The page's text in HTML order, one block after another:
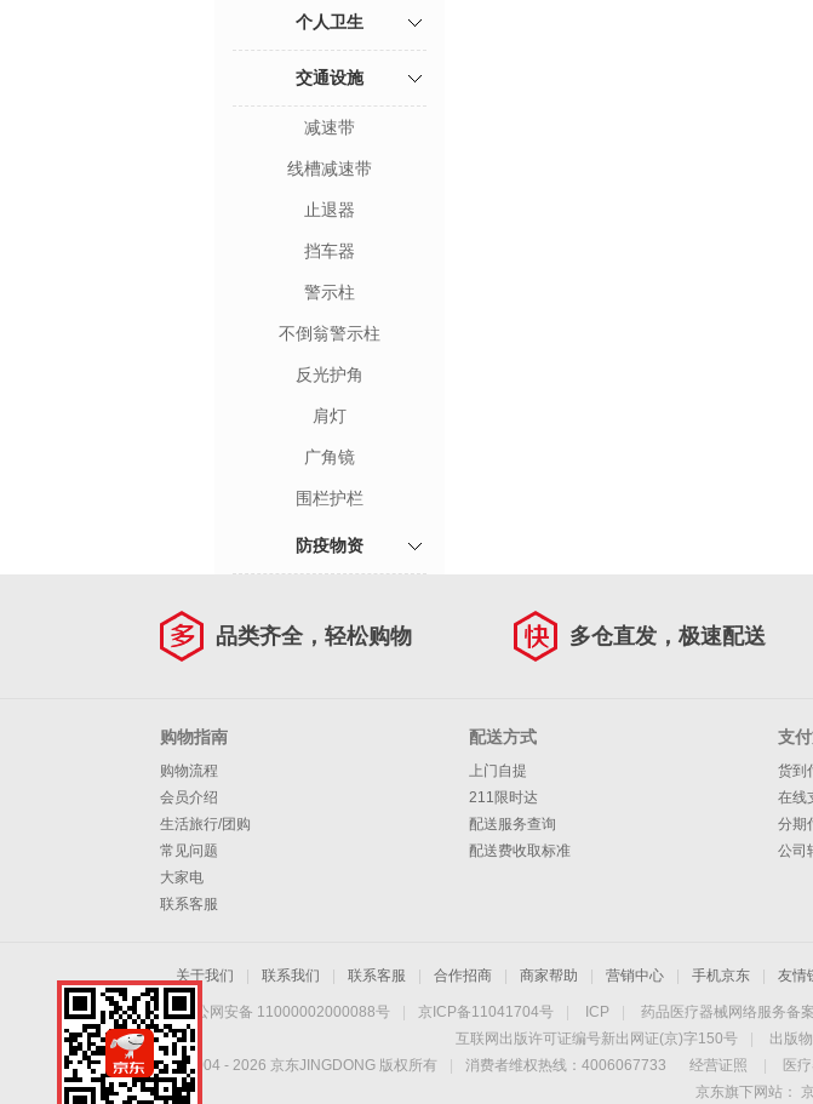
个人卫生
交通设施
减速带
线槽减速带
止退器
挡车器
警示柱
不倒翁警示柱
反光护角
肩灯
广角镜
围栏护栏
防疫物资
品类齐全，轻松购物 多仓直发，极速配送
购物指南
购物流程
会员介绍
生活旅行/团购
常见问题
大家电
联系客服
配送方式
上门自提
211限时达
配送服务查询
配送费收取标准
支
货到
在线
分期
公司
关于我们 联系我们 联系客服 合作招商 商家帮助 营销中心 手机京东 友情
京公网安备 11000002000088号 京ICP备11041704号 ICP 药品医疗器械网络服务备案
互联网出版许可证编号新出网证(京)字150号
出版
Copyright © 2004 - 2026 京东JINGDONG 版权所有 消费者维权热线：4006067733 经营证照 医
京东旗下网站：